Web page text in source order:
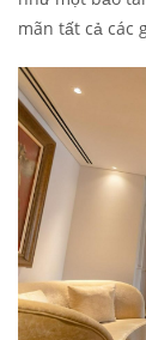
mãn tất cả các